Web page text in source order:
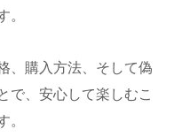
。
、購入方法、そして偽
で、安心して楽しむこ
。